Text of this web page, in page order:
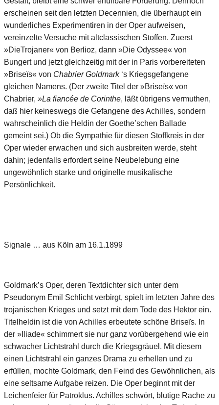
erscheinen seit den letzten Decennien, die überhaupt ein
wunderliches Experimentiren in der Oper aufweisen,
vereinzelte Versuche mit altclassischen Stoffen. Zuerst
»DieTrojaner« von Berlioz, dann »Die Odyssee« von
Bungert und jetzt gleichzeitig mit der in Paris vorbereiteten
»Briseïs« von Chabrier Goldmark‘s Kriegsgefangene
gleichen Namens. (Der zweite Titel der »Briseïs« von
Chabrier, »La fiancée de Corinthe, läßt übrigens vermuthen,
daß hier keineswegs die Gefangene des Achilles, sondern
wahrscheinlich die Heldin der Goethe’schen Ballade
gemeint sei.) Ob die Sympathie für diesen Stoffkreis in der
Oper wieder erwachen und sich ausbreiten werde, steht
dahin; jedenfalls erfordert seine Neubelebung eine
ungewöhnlich starke und originelle musikalische
Persönlichkeit.
Signale … aus Köln am 16.1.1899
Goldmark’s Oper, deren Textdichter sich unter dem
Pseudonym Emil Schlicht verbirgt, spielt im letzten Jahre des
trojanischen Krieges und setzt mit dem Tode des Hektor ein.
Titelheldin ist die von Achilles erbeutete schöne Briseïs. In
der »Iliade« schimmert sie nur ganz vorübergehend wie ein
schwacher Lichtstrahl durch die Kriegsgräuel. Mit diesem
einen Lichtstrahl ein ganzes Drama zu erhellen und zu
erfüllen, mochte Goldmark, den Feind des Gewöhnlichen, als
eine seltsame Aufgabe reizen. Die Oper beginnt mit der
Leichenfeier für Patroklus. Achilles schwört, blutige Rache zu